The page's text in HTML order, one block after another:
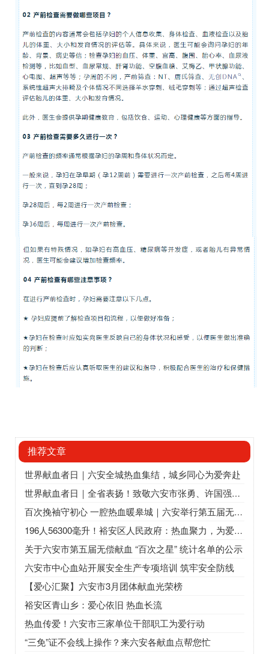
推荐文章
世界献血者日｜六安全城热血集结，城乡同心为爱奔赴
世界献血者日｜全省表扬！致敬六安市张勇、许国强、王宇、裕安区卫健委
百次挽袖守初心 一腔热血暖皋城｜六安举行第五届无偿献血“百次之星”座谈会
196人56300毫升！裕安区人民政府：热血聚力，为爱“挽袖”
关于六安市第五届无偿献血 “百次之星” 统计名单的公示
六安市中心血站开展安全生产专项培训 筑牢安全防线
【爱心汇聚】六安市3月团体献血光荣榜
裕安区青山乡：爱心依旧 热血长流
热血传爱！六安市三家单位干部职工为爱行动
“三免”证不会线上操作？来六安各献血点帮您忙